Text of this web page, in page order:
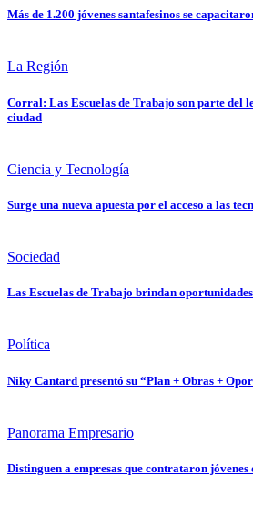
Más de 1.200 jóvenes santafesinos se
La Región
Corral: Las Escuelas de Trabajo son parte del
ciudad
Ciencia y Tecnología
Surge una nueva apuesta por el acceso a las
Sociedad
Las Escuelas de Trabajo brindan
Política
Niky Cantard presentó su “Plan + Obras +
Panorama Empresario
Distinguen a empresas que contrataron jóvenes